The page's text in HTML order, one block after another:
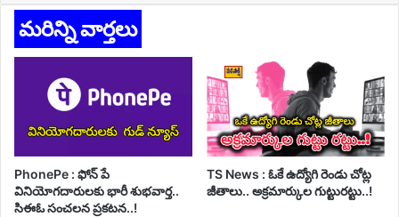
మరిన్ని వార్తలు
PhonePe : ఫోన్ పే
వినియోగదారులకు భారీ శుభవార్త..
సిఈఓ సంచలన ప్రకటన..!
TS News : ఓకే ఉద్యోగి రెండు చోట్ల
జీతాలు.. అక్రమార్కుల గుట్టురట్టు..!